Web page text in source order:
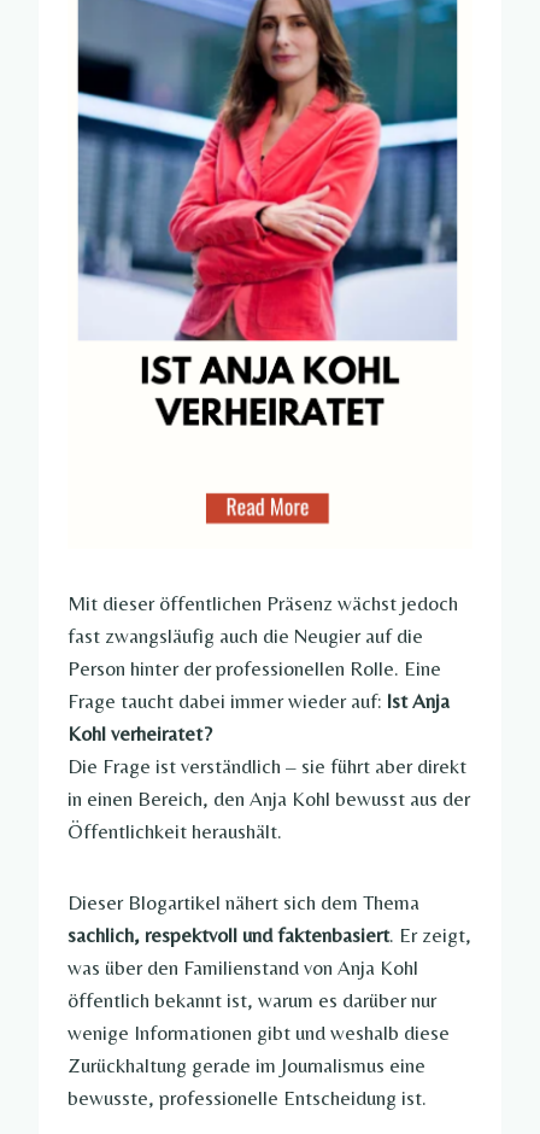
Mit dieser öffentlichen Präsenz wächst jedoch
fast zwangsläufig auch die Neugier auf die
Person hinter der professionellen Rolle. Eine
Frage taucht dabei immer wieder auf: Ist Anja
Kohl verheiratet?
Die Frage ist verständlich – sie führt aber direkt
in einen Bereich, den Anja Kohl bewusst aus der
Öffentlichkeit heraushält.
Dieser Blogartikel nähert sich dem Thema
sachlich, respektvoll und faktenbasiert. Er zeigt,
was über den Familienstand von Anja Kohl
öffentlich bekannt ist, warum es darüber nur
wenige Informationen gibt und weshalb diese
Zurückhaltung gerade im Journalismus eine
bewusste, professionelle Entscheidung ist.